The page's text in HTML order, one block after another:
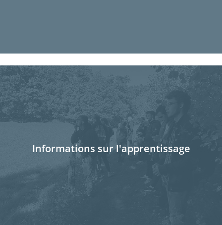
Informations sur l'apprentissage